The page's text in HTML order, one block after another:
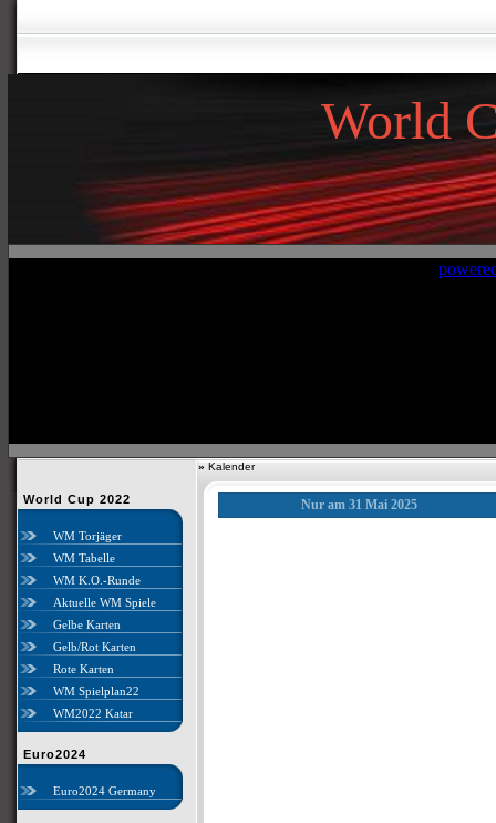
World
»
» Kalender
World Cup 2022
WM Torjäger
WM Tabelle
WM K.O.-Runde
Aktuelle WM Spiele
Gelbe Karten
Gelb/Rot Karten
Rote Karten
WM Spielplan22
WM2022 Katar
Euro2024
Euro2024 Germany
Nur am 31 Mai 2025